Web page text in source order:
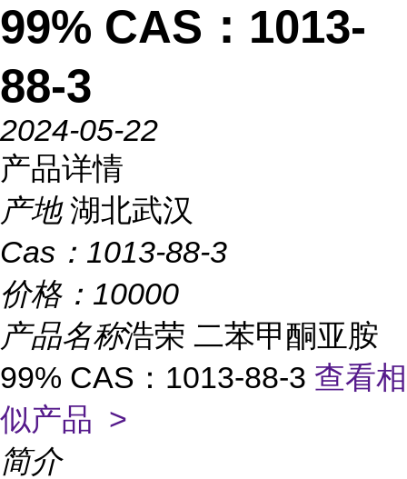
99% CAS：1013-
88-3
2024-05-22
产品详情
产地 湖北武汉
Cas： 1013-88-3
价格： 10000
产品名称浩荣 二苯甲酮亚胺
99% CAS：1013-88-3 查看相
似产品 >
简介